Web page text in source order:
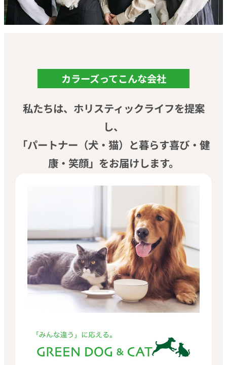
カラーズってこんな会社
私たちは、ホリスティックライフを提案
し、
「パートナー（犬・猫）と暮らす喜び・健
康・笑顔」をお届けします。